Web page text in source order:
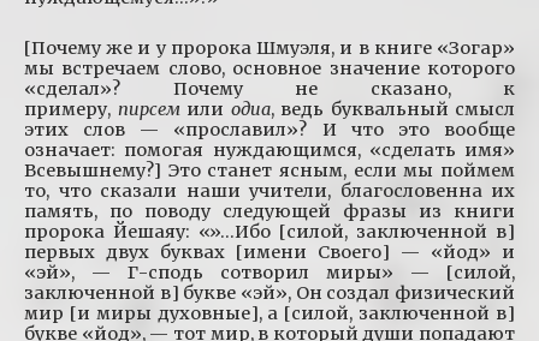
[Почему же и у пророка Шмуэля, и в книге «Зогар»
мы встречаем слово, основное значение которого
«сделал»? Почему не сказано, к
примеру, пирсемили одиа, ведь буквальный смысл
этих слов — «прославил»? И что это вообще
означает: помогая нуждающимся, «сделать имя»
Всевышнему?] Это станет ясным, если мы поймем
то, что сказали наши учители, благословенна их
память, по поводу следующей фразы из книги
пророка Йешаяу: «»…Ибо [силой, заключенной в]
первых двух буквах [имени Своего] — «йод» и
«эй», — Г-сподь сотворил миры» — [силой,
заключенной в] букве «эй», Он создал физический
мир [и миры духовные], а [силой, заключенной в]
букве «йод», — тот мир, в который души попадают